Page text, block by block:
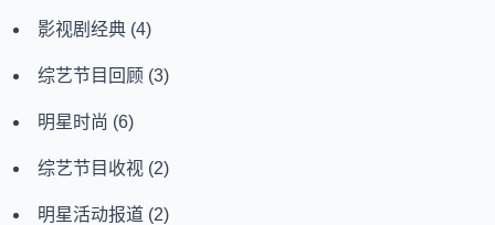
影视剧经典 (4)
综艺节目回顾 (3)
明星时尚 (6)
综艺节目收视 (2)
明星活动报道 (2)